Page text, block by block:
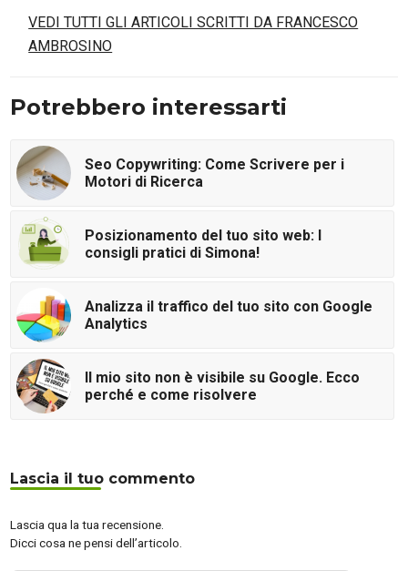
VEDI TUTTI GLI ARTICOLI SCRITTI DA FRANCESCO
AMBROSINO
Potrebbero interessarti
Seo Copywriting: Come Scrivere per i
Motori di Ricerca
Posizionamento del tuo sito web: I
consigli pratici di Simona!
Analizza il traffico del tuo sito con Google
Analytics
Il mio sito non è visibile su Google. Ecco
perché e come risolvere
Lascia il tuo commento
Lascia qua la tua recensione.
Dicci cosa ne pensi dell’articolo.